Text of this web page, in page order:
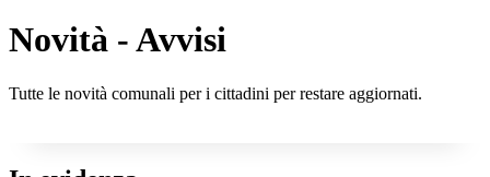
Novità - Avvisi
Tutte le novità comunali per i cittadini per restare aggiornati.